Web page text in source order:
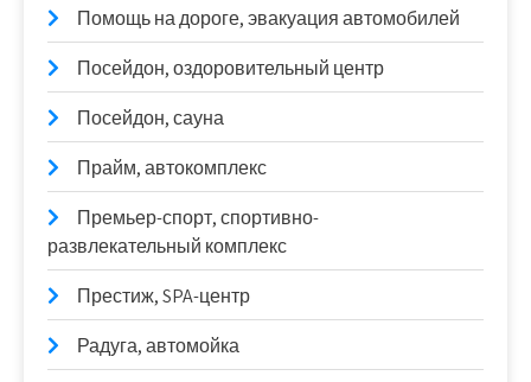
Помощь на дороге, эвакуация автомобилей
Посейдон, оздоровительный центр
Посейдон, сауна
Прайм, автокомплекс
Премьер-спорт, спортивно-
развлекательный комплекс
Престиж, SPA-центр
Радуга, автомойка